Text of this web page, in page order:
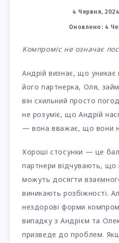
4 Червня, 2024
Оновлено: 4
Компроміс не означає
Андрій визнає, що уникає
його партнерка, Оля,
він схильний просто
не розуміє, що Андрій
— вона вважає, що вони
Хороші стосунки — це
партнери відчувають, що
можуть досягти
виникають розбіжності.
нездорові форми
випадку з Андрієм та
призведе до проблем.